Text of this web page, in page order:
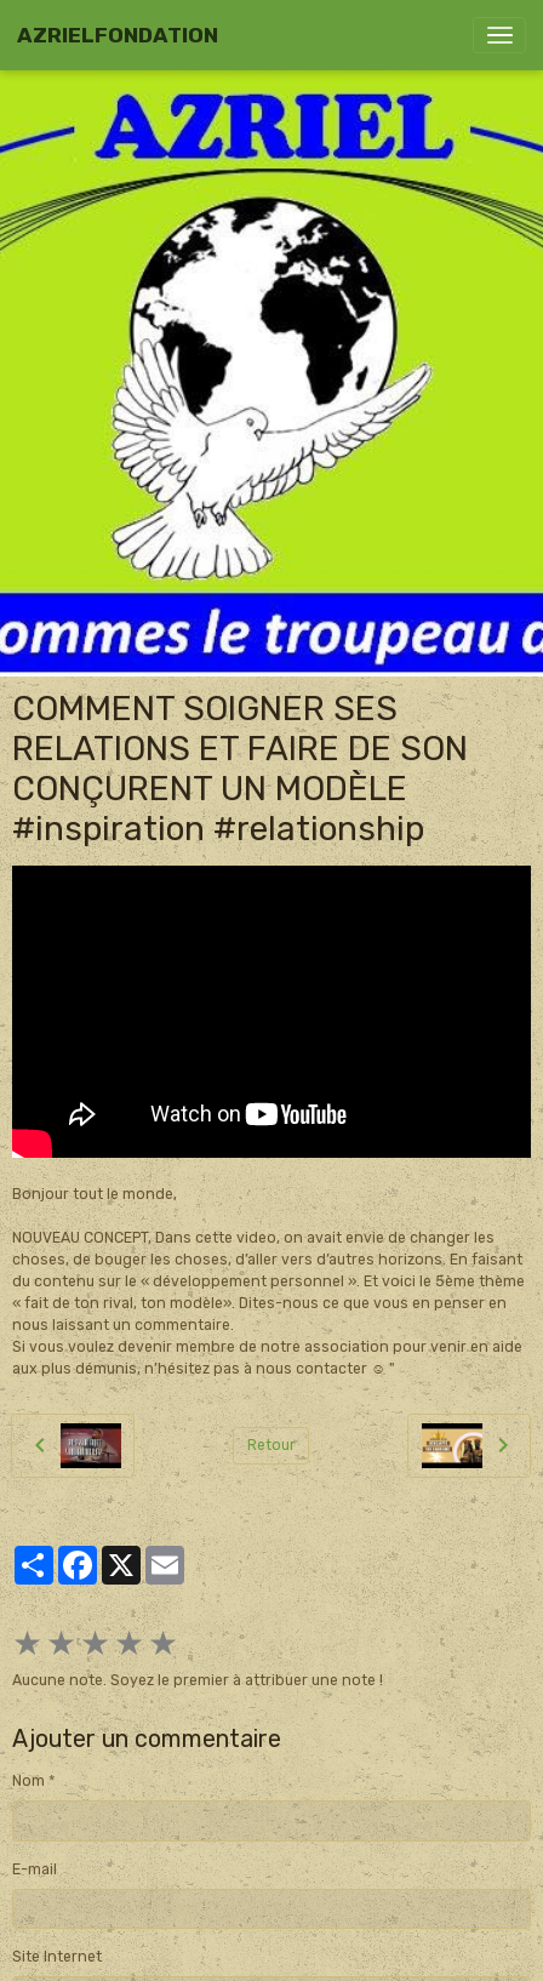
AZRIELFONDATION
COMMENT SOIGNER SES
RELATIONS ET FAIRE DE SON
CONÇURENT UN MODÈLE
#inspiration #relationship
Bonjour tout le monde,
NOUVEAU CONCEPT, Dans cette video, on avait envie de changer les
choses, de bouger les choses, d’aller vers d’autres horizons. En faisant
du contenu sur le « développement personnel ». Et voici le 5ème thème
« fait de ton rival, ton modèle». Dites-nous ce que vous en penser en
nous laissant un commentaire.
Si vous voulez devenir membre de notre association pour venir en aide
aux plus démunis, n’hésitez pas à nous contacter ☺ "
Retour
PartagerFacebook
X Email
★ ★★★★
Aucune note. Soyez le premier à attribuer une note !
Ajouter un commentaire
Nom
E-mail
Site Internet